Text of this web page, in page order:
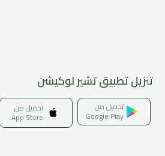
تنزيل تطبيق تشير لوكيشن
تحميل من
Google Play
تحميل من
App Store